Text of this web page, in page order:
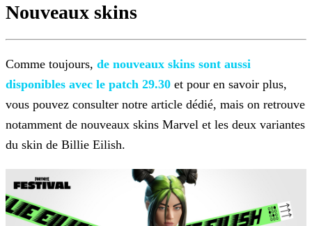
Nouveaux skins
Comme toujours, de nouveaux skins sont aussi
disponibles avec le patch 29.30 et pour en savoir plus,
vous pouvez consulter notre article dédié, mais on retrouve
notamment de nouveaux skins Marvel et les deux variantes
du skin de Billie Eilish.